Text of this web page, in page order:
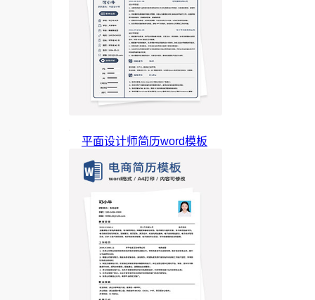
平面设计师简历word模板